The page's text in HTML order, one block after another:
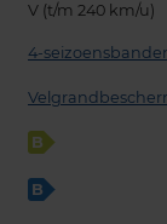
V (t/m 240 km/u)
4-
B
B